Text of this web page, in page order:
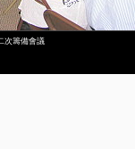
次籌備會議